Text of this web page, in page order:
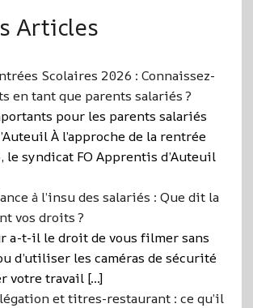
Articles
Scolaires 2026 : Connaissez-
en tant que parents salariés ?
pour les parents salariés
À l’approche de la rentrée
le syndicat FO Apprentis d’Auteuil
à l’insu des salariés : Que dit la
vos droits ?
a-t-il le droit de vous filmer sans
d’utiliser les caméras de sécurité
votre travail […]
et titres-restaurant : ce qu’il